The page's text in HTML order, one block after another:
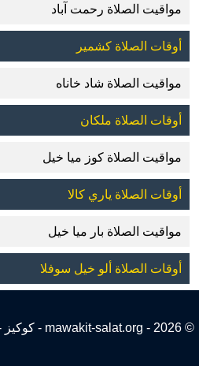
مواقيت الصلاة رحمت آباد
أوقات الصلاة كشمير
مواقيت الصلاة شاد خاناه
أوقات الصلاة ملكان
مواقيت الصلاة كوز ميا خيل
أوقات الصلاة ياري كالا
مواقيت الصلاة بار ميا خيل
أوقات الصلاة ألو خيل سوفلا
© 2026 - mawakit-salat.org - كوكيز